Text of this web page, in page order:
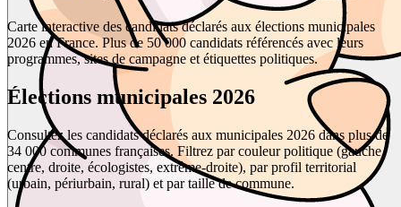
Carte interactive des candidats déclarés aux élections municipales
2026 en France. Plus de 50 000 candidats référencés avec leurs
programmes, sites de campagne et étiquettes politiques.
Élections municipales 2026
Consultez les candidats déclarés aux municipales 2026 dans plus de
34 000 communes françaises. Filtrez par couleur politique (gauche,
centre, droite, écologistes, extrême-droite), par profil territorial
(urbain, périurbain, rural) et par taille de commune.